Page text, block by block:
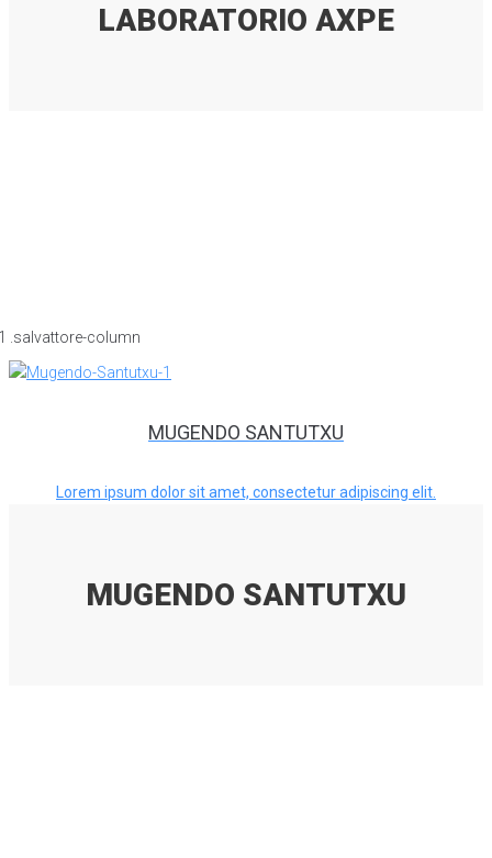
LABORATORIO AXPE
MUGENDO SANTUTXU
Lorem ipsum dolor sit amet, consectetur adipiscing elit.
MUGENDO SANTUTXU